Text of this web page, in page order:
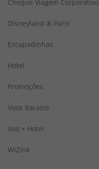
Cheque Viagem Corporativo
Disneyland ® Paris
Escapadinhas
Hotel
Promoções
Voos Baratos
Voo + Hotel
WiZink